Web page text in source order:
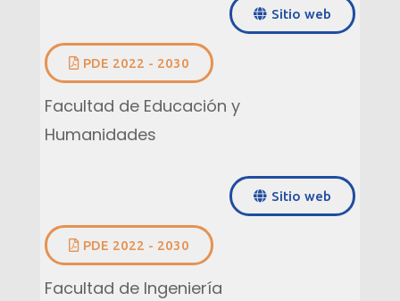
Sitio web
PDE 2022 - 2030
Facultad de Educación y
Humanidades
Sitio web
PDE 2022 - 2030
Facultad de Ingeniería